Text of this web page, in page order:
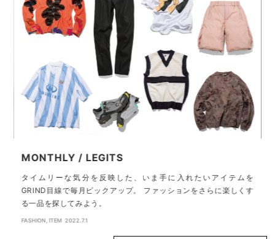
MONTHLY / LEGITS
タイムリーな気分を反映した、いま手に入れたいアイテムを
GRIND目線で毎月ピックアップ。 ファッションをさらに楽しくす
る一品を探してみよう。
FASHION, ITEM 2022.7.1